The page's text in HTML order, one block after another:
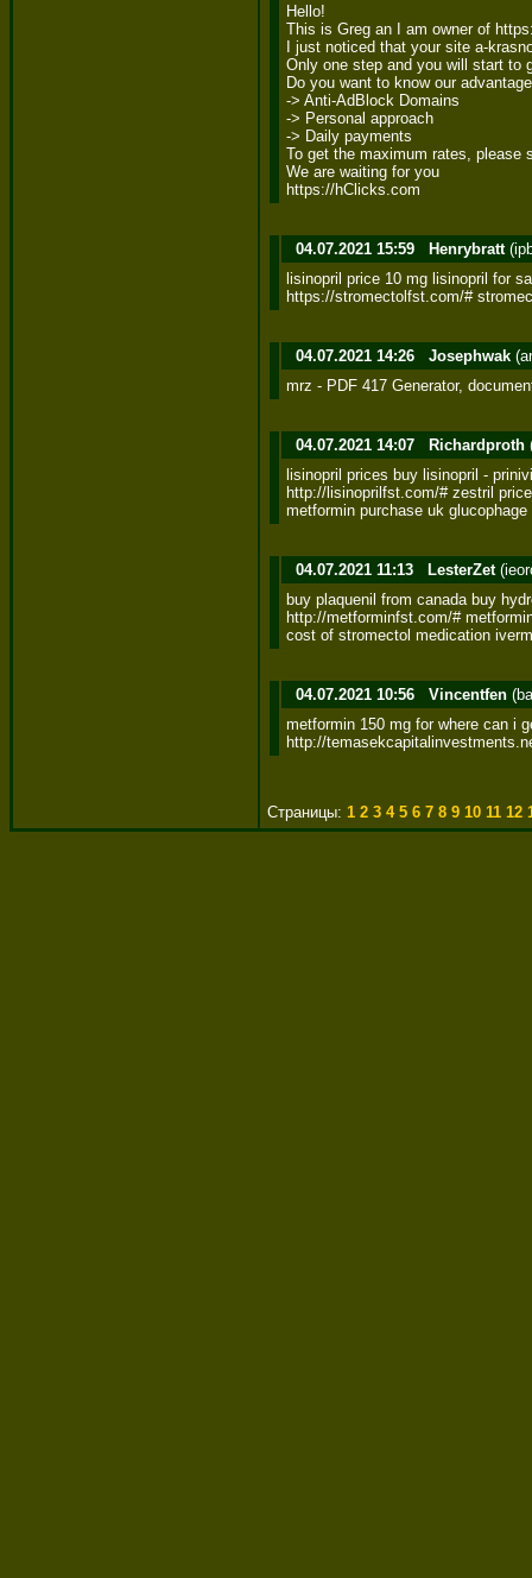
Hello!
This is Greg an I am owner of
I just noticed that your site a-
Only one step and you will start to
Do you want to know our
-> Anti-AdBlock Domains
-> Personal approach
-> Daily payments
To get the maximum rates, please
We are waiting for you
https://hClicks.com
04.07.2021 15:59 Henrybratt
lisinopril price 10 mg lisinopril for
https://stromectolfst.com/#
04.07.2021 14:26 Josephwak
mrz - PDF 417 Generator,
04.07.2021 14:07 Richardproth
lisinopril prices buy lisinopril -
http://lisinoprilfst.com/# zestril
metformin purchase uk
04.07.2021 11:13 LesterZet
buy plaquenil from canada buy
http://metforminfst.com/#
cost of stromectol medication
04.07.2021 10:56 Vincentfen
metformin 150 mg for where can i
http://
Страницы: 1 2 3 4 5 6 7 8 9 10 11 12